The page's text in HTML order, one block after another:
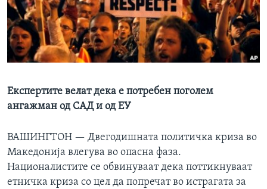
ИНТЕРВЈУА
Јазици
Експертите велат дека е потребен поголем
ангажман од САД и од ЕУ
ВАШИНГТОН — Двегодишната политичка криза во
Македонија влегува во опасна фаза.
Националистите се обвинуваат дека поттикнуваат
етничка криза со цел да попречат во истрагата за